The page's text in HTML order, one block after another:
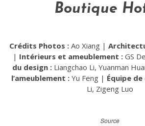
Boutique
Crédits Photos : Ao Xiang |
| Intérieurs et ameublement :GS
du design :Liangchao Li, Yuanman
l’ameublement :Yu Feng | Équipe
Li, Zigeng Luo
Source